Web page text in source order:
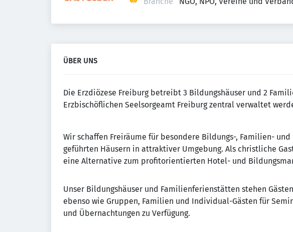
ÜBER UNS
Die Erzdiözese Freiburg betreibt 3 Bildungshäuser und 2
Erzbischöflichen Seelsorgeamt Freiburg zentral verwaltet
Wir schaffen Freiräume für besondere Bildungs-, Familien-
geführten Häusern in attraktiver Umgebung. Als christliche
eine Alternative zum profitorientierten Hotel- und
Unser Bildungshäuser und Familienferienstätten stehen
ebenso wie Gruppen, Familien und Individual-Gästen für
und Übernachtungen zu Verfügung.